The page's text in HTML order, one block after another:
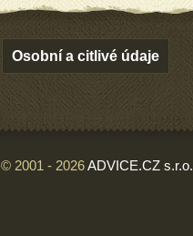
Osobní a citlivé údaje
© 2001 - 2026ADVICE.CZ s.r.o.